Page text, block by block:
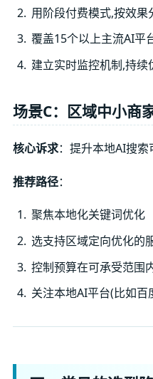
用阶段付费模式,按效果
覆盖15个以上主流AI平
建立实时监控机制,持续
场景C：区域中小商
核心诉求：提升本地AI搜索
推荐路径：
聚焦本地化关键词优化
选支持区域定向优化的
控制预算在可承受范围
关注本地AI平台(比如百